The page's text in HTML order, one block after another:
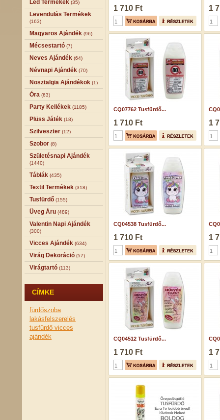
Led Termékek (35)
Levendulás Termékek
(163)
Magyaros Ajándék (96)
Mécsestartó (7)
Neves Ajándék (64)
Névnapi Ajándék (70)
Nosztalgia Ajándékok (1)
Óra (63)
Party Kellékek (1185)
Plüss Játék (18)
Szilveszter (12)
Szobor (8)
Születésnapi Ajándék
(1440)
Táblák (435)
Textil Termékek (318)
Tusfürdő (155)
Üveg Áru (489)
Valentin Napi Ajándék
(300)
Vicces Ajándék (634)
Virág Dekoráció (57)
Virágtartó (113)
CÍMKE
fürdőszoba
lakásfelszerelés
tusfürdő vicces
ajándék
1 710 Ft 1
CQ07762 Tusfürdő...
1 710 Ft 1
CQ04538 Tusfürdő...
1 710 Ft 1
CQ04512 Tusfürdő...
1 710 Ft 1